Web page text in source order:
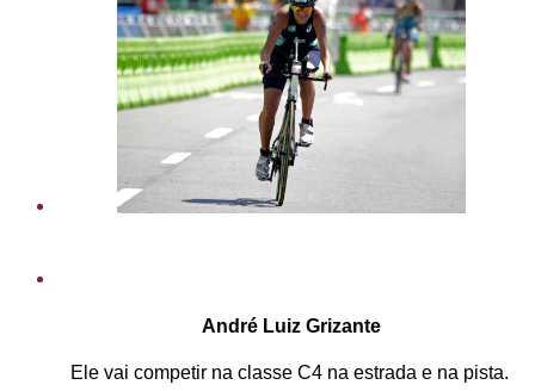
André Luiz Grizante
Ele vai competir na classe C4 na estrada e na pista.